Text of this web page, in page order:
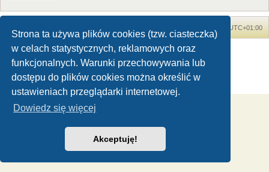
Strona ta używa plików cookies (tzw. ciasteczka)
w celach statystycznych, reklamowych oraz
funkcjonalnych. Warunki przechowywania lub
dostępu do plików cookies można określić w
ustawieniach przeglądarki internetowej.
Dowiedz się więcej
Akceptuję!
UTC+01:00
Dinozaury.com© 2006-2020
Technologię dostarczaphpBB® Forum Software © phpBB Limited
Zasady ochrony danych osobowych|Regulamin